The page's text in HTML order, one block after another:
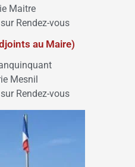
Maitre
Rendez-vous
au Maire)
Mesnil
Rendez-vous